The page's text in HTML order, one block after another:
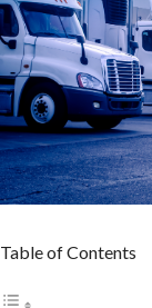
Table of Contents